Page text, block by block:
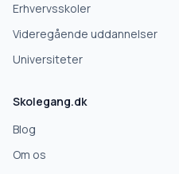
Erhvervsskoler
Videregående uddannelser
Universiteter
Skolegang.dk
Blog
Om os